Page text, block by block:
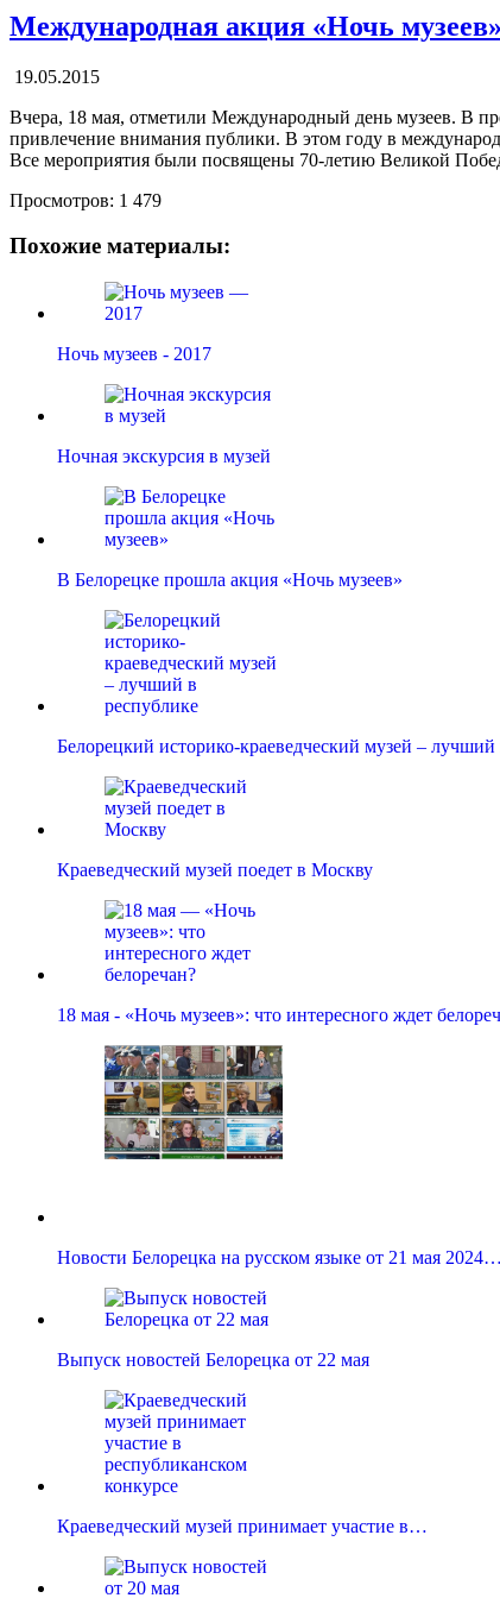
Международная акция «Ночь музеев»
19.05.2015
Вчера, 18 мая, отметили Международный день музеев. В
привлечение внимания публики. В этом году в
Все мероприятия были посвящены 70-летию Великой
Просмотров: 1 479
Похожие материалы:
Ночь музеев - 2017
Ночная экскурсия в музей
В Белорецке прошла акция «Ночь музеев»
Белорецкий историко-краеведческий музей –
Краеведческий музей поедет в Москву
18 мая - «Ночь музеев»: что интересного ждет
Новости Белорецка на русском языке от 21 мая 2024…
Выпуск новостей Белорецка от 22 мая
Краеведческий музей принимает участие в…